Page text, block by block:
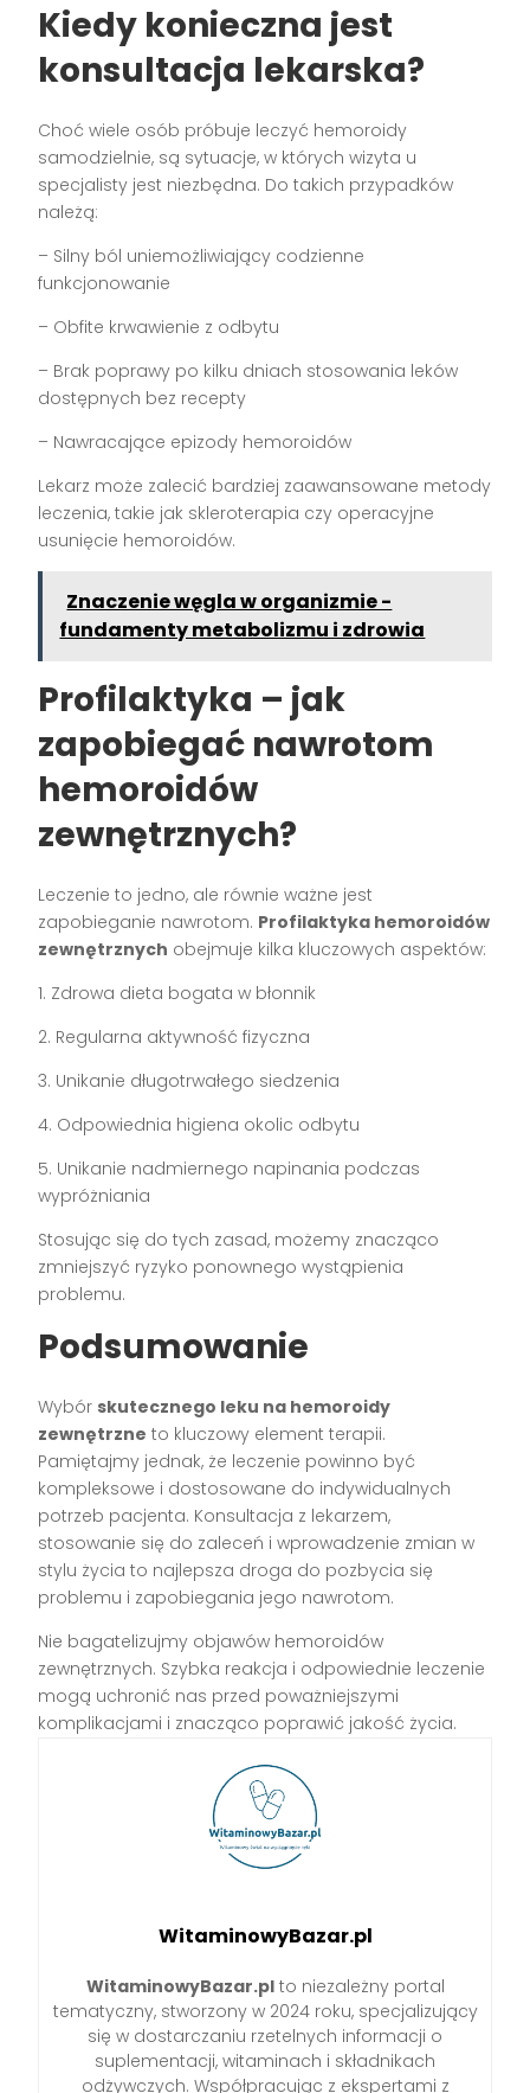
Kiedy konieczna jest
konsultacja lekarska?
Choć wiele osób próbuje leczyć hemoroidy
samodzielnie, są sytuacje, w których wizyta u
specjalisty jest niezbędna. Do takich przypadków
należą:
– Silny ból uniemożliwiający codzienne
funkcjonowanie
– Obfite krwawienie z odbytu
– Brak poprawy po kilku dniach stosowania leków
dostępnych bez recepty
– Nawracające epizody hemoroidów
Lekarz może zalecić bardziej zaawansowane metody
leczenia, takie jak skleroterapia czy operacyjne
usunięcie hemoroidów.
Znaczenie węgla w organizmie -
fundamenty metabolizmu i zdrowia
Profilaktyka – jak
zapobiegać nawrotom
hemoroidów
zewnętrznych?
Leczenie to jedno, ale równie ważne jest
zapobieganie nawrotom. Profilaktyka hemoroidów
zewnętrznych obejmuje kilka kluczowych aspektów:
1. Zdrowa dieta bogata w błonnik
2. Regularna aktywność fizyczna
3. Unikanie długotrwałego siedzenia
4. Odpowiednia higiena okolic odbytu
5. Unikanie nadmiernego napinania podczas
wypróżniania
Stosując się do tych zasad, możemy znacząco
zmniejszyć ryzyko ponownego wystąpienia
problemu.
Podsumowanie
Wybór skutecznego leku na hemoroidy
zewnętrzne to kluczowy element terapii.
Pamiętajmy jednak, że leczenie powinno być
kompleksowe i dostosowane do indywidualnych
potrzeb pacjenta. Konsultacja z lekarzem,
stosowanie się do zaleceń i wprowadzenie zmian w
stylu życia to najlepsza droga do pozbycia się
problemu i zapobiegania jego nawrotom.
Nie bagatelizujmy objawów hemoroidów
zewnętrznych. Szybka reakcja i odpowiednie leczenie
mogą uchronić nas przed poważniejszymi
komplikacjami i znacząco poprawić jakość życia.
WitaminowyBazar.pl
WitaminowyBazar.plto niezależny portal
tematyczny, stworzony w 2024 roku, specjalizujący
się w dostarczaniu rzetelnych informacji o
suplementacji, witaminach i składnikach
odżywczych. Współpracując z ekspertami z